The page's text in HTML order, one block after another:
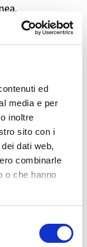
ed
media e per
inoltre
sito con i
dati web,
combinarle
o che hanno
sacri
tra 1765 e
di
del Santo in
Giovanna
trafugata
visitarlo